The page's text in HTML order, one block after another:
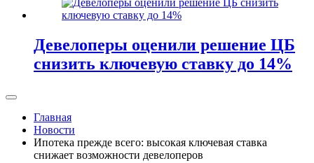
Девелоперы оценили решение ЦБ
снизить ключевую ставку до 14%
Главная
Новости
Ипотека прежде всего: высокая ключевая ставка
снижает возможности девелоперов